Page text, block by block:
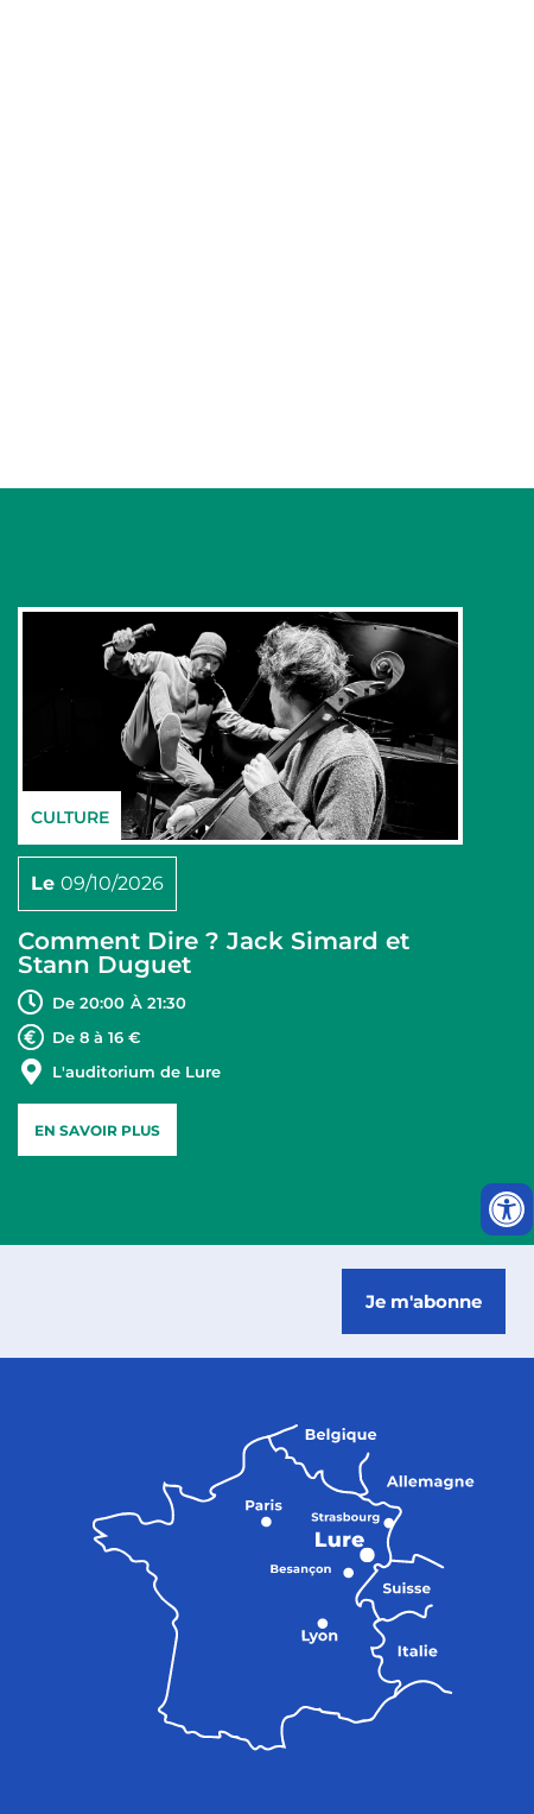
CULTURE
Le09/10/2026
Comment Dire ? Jack Simard et
Stann Duguet
De 20:00 À 21:30
De 8 à 16 €
L'auditorium de Lure
EN SAVOIR PLUS
Je m'abonne